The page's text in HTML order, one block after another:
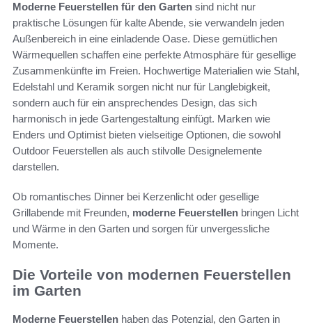
Moderne Feuerstellen für den Garten sind nicht nur
praktische Lösungen für kalte Abende, sie verwandeln jeden
Außenbereich in eine einladende Oase. Diese gemütlichen
Wärmequellen schaffen eine perfekte Atmosphäre für gesellige
Zusammenkünfte im Freien. Hochwertige Materialien wie Stahl,
Edelstahl und Keramik sorgen nicht nur für Langlebigkeit,
sondern auch für ein ansprechendes Design, das sich
harmonisch in jede Gartengestaltung einfügt. Marken wie
Enders und Optimist bieten vielseitige Optionen, die sowohl
Outdoor Feuerstellen als auch stilvolle Designelemente
darstellen.
Ob romantisches Dinner bei Kerzenlicht oder gesellige
Grillabende mit Freunden, moderne Feuerstellen bringen Licht
und Wärme in den Garten und sorgen für unvergessliche
Momente.
Die Vorteile von modernen Feuerstellen
im Garten
Moderne Feuerstellen haben das Potenzial, den Garten in